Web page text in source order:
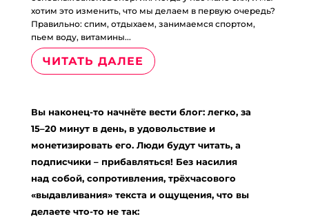
хотим это изменить, что мы делаем в первую очередь?
Правильно: спим, отдыхаем, занимаемся спортом,
пьем воду, витамины...
ЧИТАТЬ ДАЛЕЕ
Вы наконец-то начнёте вести блог: легко, за
15–20 минут в день, в удовольствие и
монетизировать его. Люди будут читать, а
подписчики – прибавляться! Без насилия
над собой, сопротивления, трёхчасового
«выдавливания» текста и ощущения, что вы
делаете что-то не так: